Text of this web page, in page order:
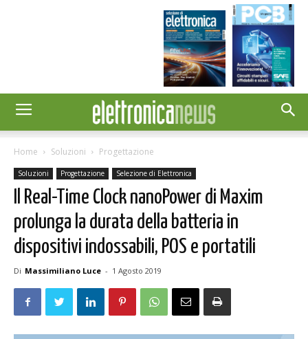
Home Soluzioni Progettazione
Soluzioni Progettazione Selezione di Elettronica
Il Real-Time Clock nanoPower di Maxim
prolunga la durata della batteria in
dispositivi indossabili, POS e portatili
Di Massimiliano Luce - 1 Agosto 2019